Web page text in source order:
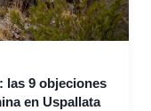
las 9 objeciones
en Uspallata